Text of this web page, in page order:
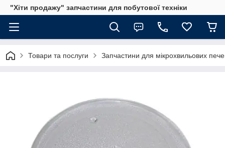
"Хіти продажу" запчастини для побутової техніки
Товари та послуги Запчастини для мікрохвильових